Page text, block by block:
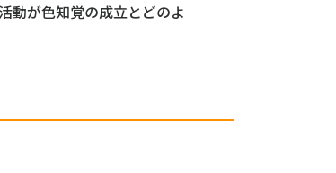
動が色知覚の成立とどのよ